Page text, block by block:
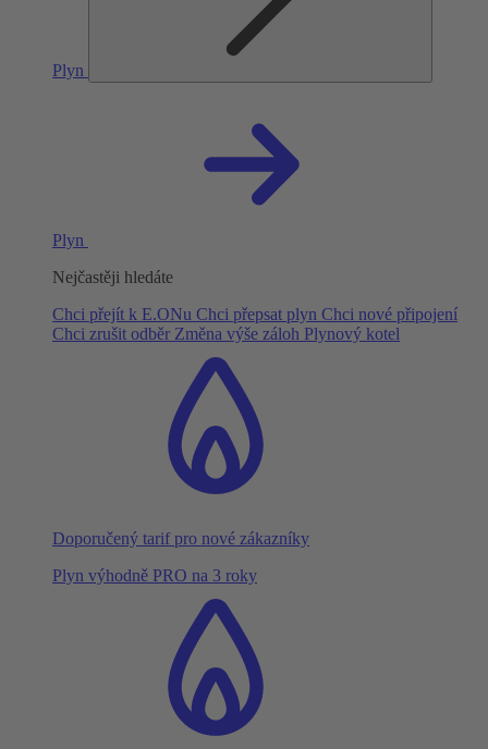
Plyn
Plyn
Nejčastěji hledáte
Chci přejít k E.ONu Chci přepsat plyn Chci nové připojení
Chci zrušit odběr Změna výše záloh Plynový kotel
Doporučený tarif pro nové zákazníky
Plyn výhodně PRO na 3 roky